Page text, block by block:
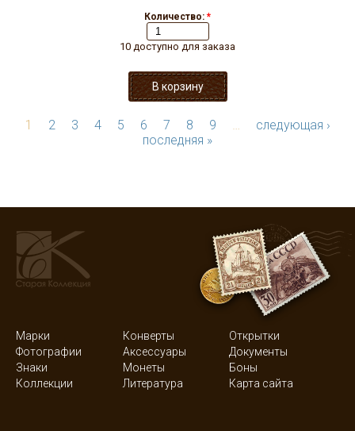
Количество: *
10 доступно для заказа
1 2 3 4 5 6 7 8 9 …
следующая ›
последняя »
Марки Конверты
Открытки
Фотографии
Аксессуары
Документы
Знаки
Монеты
Боны
Коллекции
Литература Карта сайта